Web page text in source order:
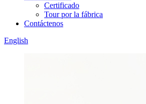
Certificado
Tour por la fábrica
Contáctenos
English